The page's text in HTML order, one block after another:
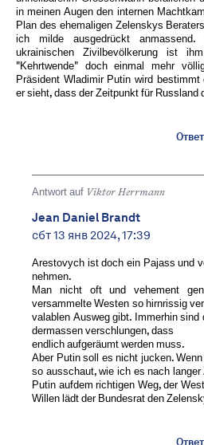
in meinen Augen den internen
Plan des ehemaligen Zelenskys
ich milde ausgedrückt
ukrainischen Zivilbevölkerung ist
"Kehrtwende" doch einmal mehr
Präsident Wladimir Putin wird
er sieht, dass der Zeitpunkt für Russland
Antwort auf Viktor Herrmann
Jean Daniel Brandt
сбт 13 янв 2024, 17:39
Arestovych ist doch ein Pajass und
nehmen.
Man nicht oft und vehement
versammelte Westen so hirnrissig
valablen Ausweg gibt. Immerhin
dermassen verschlungen, dass
endlich aufgeräumt werden muss.
Aber Putin soll es nicht jucken.
so ausschaut, wie ich es nach
Putin aufdem richtigen Weg, der
Willen lädt der Bundesrat den